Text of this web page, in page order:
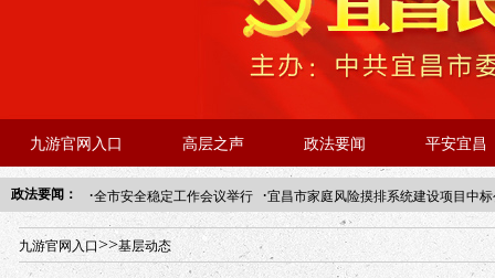
九游官网入口 高层之声 政法要闻 平安宜昌
政法要闻： ·全市安全稳定工作会议举行 ·宜昌市家庭风险摸排系统建设项目中
年“招才兴业”事业单位人才引进·北京站人民大学入校工作提醒
九游官网入口>>基层动态